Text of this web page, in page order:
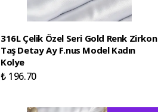
316L Çelik Özel Seri Gold Renk Zirkon
Taş Detay Ay F.nus Model Kadın
Kolye
₺ 196.70